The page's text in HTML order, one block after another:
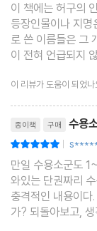
이 책에는 허구의
등장인물이나 지
로 쓴 이름들은 그
이 전혀 언급되지
내는 데 모자라기
글귀를 남겼다.총 6
이 리뷰가 도움이 되었
종이책 구매 수용
|
만일 수용소군도
와있는 단권짜리
충격적인 내용이
가? 되돌아보고,
거의 없었다는 사